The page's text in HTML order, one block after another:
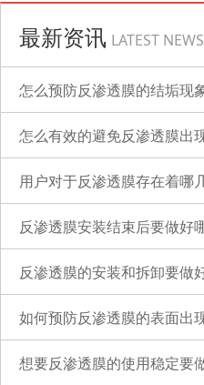
最新资讯 LATEST NEWS